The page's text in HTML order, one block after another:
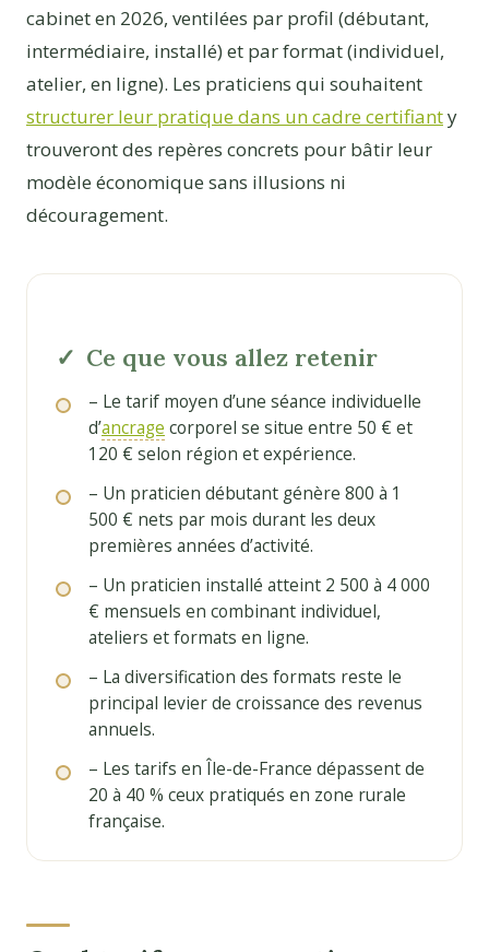
cabinet en 2026, ventilées par profil (débutant,
intermédiaire, installé) et par format (individuel,
atelier, en ligne). Les praticiens qui souhaitent
structurer leur pratique dans un cadre certifianty
trouveront des repères concrets pour bâtir leur
modèle économique sans illusions ni
découragement.
Ce que vous allez retenir
– Le tarif moyen d’une séance individuelle
d’ancrage corporel se situe entre 50 € et
120 € selon région et expérience.
– Un praticien débutant génère 800 à 1
500 € nets par mois durant les deux
premières années d’activité.
– Un praticien installé atteint 2 500 à 4 000
€ mensuels en combinant individuel,
ateliers et formats en ligne.
– La diversification des formats reste le
principal levier de croissance des revenus
annuels.
– Les tarifs en Île-de-France dépassent de
20 à 40 % ceux pratiqués en zone rurale
française.